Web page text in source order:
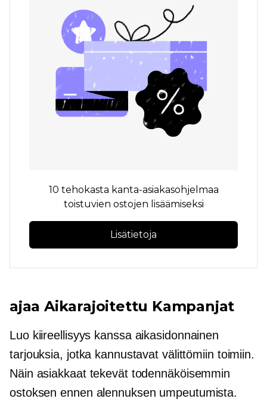
10 tehokasta kanta-asiakasohjelmaa
toistuvien ostojen lisäämiseksi
Lisätietoja
ajaa Aikarajoitettu Kampanjat
Luo kiireellisyys kanssa aikasidonnainen
tarjouksia, jotka kannustavat välittömiin toimiin.
Näin asiakkaat tekevät todennäköisemmin
ostoksen ennen alennuksen umpeutumista.